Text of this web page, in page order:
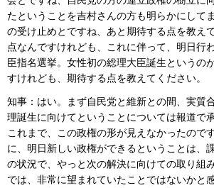
たということを吉村さんの方も明らかにして
の受け止めとですね、あと期待する点を教え
点なんですけれども、これに伴って、明日行
臣指名選挙。女性初の総理大臣誕生というの
すけれども、期待する点を教えてください。
知事：はい。まず自民党と維新との間、実質
理誕生に向けてということについては報道で
これまで、この政権の形が見えなかったので
に、明日新しい政権ができるということは、
の状況で、やっと次の解決に向けての取り組
では、非常に望まれていたことではないかと